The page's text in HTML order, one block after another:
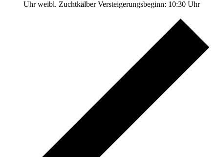
Uhr weibl. Zuchtkälber Versteigerungsbeginn: 10:30 Uhr